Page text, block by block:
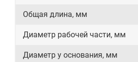
Общая длина, мм
Диаметр рабочей части, мм
Диаметр у основания, мм